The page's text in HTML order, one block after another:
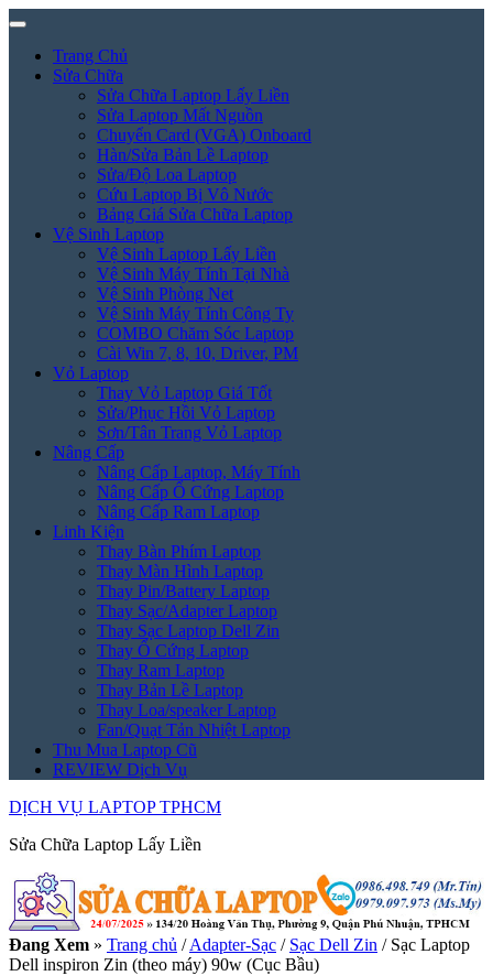
Trang Chủ
Sửa Chữa
Sửa Chữa Laptop Lấy Liền
Sửa Laptop Mất Nguồn
Chuyển Card (VGA) Onboard
Hàn/Sửa Bản Lề Laptop
Sửa/Độ Loa Laptop
Cứu Laptop Bị Vô Nước
Bảng Giá Sửa Chữa Laptop
Vệ Sinh Laptop
Vệ Sinh Laptop Lấy Liền
Vệ Sinh Máy Tính Tại Nhà
Vệ Sinh Phòng Net
Vệ Sinh Máy Tính Công Ty
COMBO Chăm Sóc Laptop
Cài Win 7, 8, 10, Driver, PM
Vỏ Laptop
Thay Vỏ Laptop Giá Tốt
Sửa/Phục Hồi Vỏ Laptop
Sơn/Tân Trang Vỏ Laptop
Nâng Cấp
Nâng Cấp Laptop, Máy Tính
Nâng Cấp Ổ Cứng Laptop
Nâng Cấp Ram Laptop
Linh Kiện
Thay Bàn Phím Laptop
Thay Màn Hình Laptop
Thay Pin/Battery Laptop
Thay Sạc/Adapter Laptop
Thay Sạc Laptop Dell Zin
Thay Ổ Cứng Laptop
Thay Ram Laptop
Thay Bản Lề Laptop
Thay Loa/speaker Laptop
Fan/Quạt Tản Nhiệt Laptop
Thu Mua Laptop Cũ
REVIEW Dịch Vụ
DỊCH VỤ LAPTOP TPHCM
Sửa Chữa Laptop Lấy Liền
Đang Xem » Trang chủ /Adapter-Sạc / Sạc Dell Zin /Sạc Laptop
Dell inspiron Zin (theo máy) 90w (Cục Bầu)